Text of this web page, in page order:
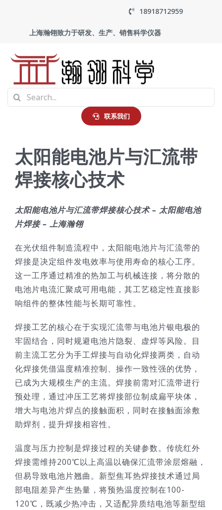
content
18918712959
上海瀚翎致力于研发、生产、销售科学仪器
首页
应用
走进瀚翎
公司新闻
Search
for:
联系我们
太阳能电池片与汇流带
焊接核心技术
太阳能电池片与汇流带焊接核心技术 – 太阳能电池
片焊接 – 上海瀚翎
在光伏组件制造流程中，太阳能电池片与汇流带的
焊接是决定组件发电效率与使用寿命的核心工序。
这一工序通过精准的热加工与机械连接，将分散的
电池片电流汇聚成可用电能，其工艺稳定性直接影
响组件的整体性能与长期可靠性。
焊接工艺的核心在于实现汇流带与电池片银电极的
牢固结合，同时规避电池片隐裂、虚焊等风险。目
前主流工艺分为手工焊接与自动化焊接两类，自动
化焊接凭借温度精准控制、操作一致性强的优势，
已成为大规模生产的主流。焊接前需对汇流带进行
预处理，通过冲压工艺将焊接部位制成扁平块体，
增大与电池片焊点的接触面积，同时在接触面涂敷
助焊剂，提升焊接相容性。
温度与压力控制是焊接过程的关键参数。传统红外
焊接需维持200℃以上高温以确保汇流带涂层熔融，
但易导致电池片翘曲。新型焦耳热焊接技术通过局
部电阻差异产生热量，将预热温度控制在100-
120℃，既减少热冲击，又适配异质结电池等新型组